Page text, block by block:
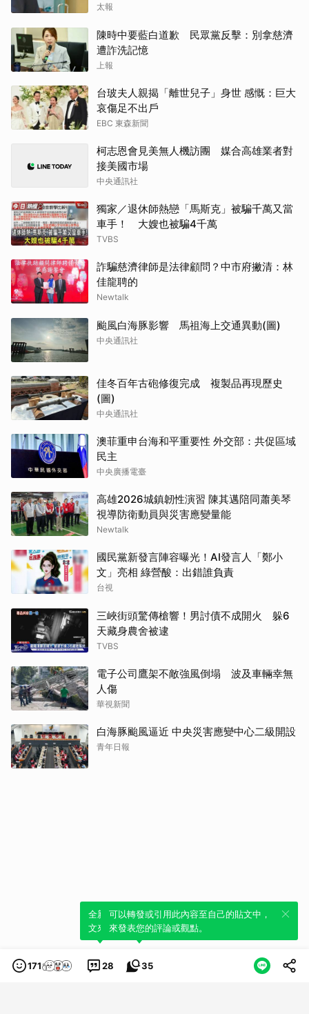
太報
陳時中要藍白道歉 民眾黨反擊：別拿慈濟
遭詐洗記憶
上報
台玻夫人親揭「離世兒子」身世 感慨：巨大
哀傷足不出戶
EBC 東森新聞
柯志恩會見美無人機訪團 媒合高雄業者對
接美國市場
中央通訊社
獨家／退休師熱戀「馬斯克」被騙千萬又當
車手！ 大嫂也被騙4千萬
TVBS
詐騙慈濟律師是法律顧問？中市府撇清：林
佳龍聘的
Newtalk
颱風白海豚影響 馬祖海上交通異動(圖)
中央通訊社
佳冬百年古砲修復完成 複製品再現歷史
(圖)
中央通訊社
澳菲重申台海和平重要性 外交部：共促區域
民主
中央廣播電臺
高雄2026城鎮韌性演習 陳其邁陪同蕭美琴
視導防衛動員與災害應變量能
Newtalk
國民黨新發言陣容曝光！AI發言人「鄭小
文」亮相 綠營酸：出錯誰負責
台視
三峽街頭驚傳槍響！男討債不成開火 躲6
天藏身農舍被逮
TVBS
電子公司鷹架不敵強風倒塌 波及車輛幸無
人傷
華視新聞
白海豚颱風逼近 中央災害應變中心二級開設
青年日報
171 28
全新體驗！一鍵引用此內容，透過發布貼
文來輕鬆表達個人立場。
35
可以轉發或引用此內容至自己的貼文中，
來發表您的評論或觀點。